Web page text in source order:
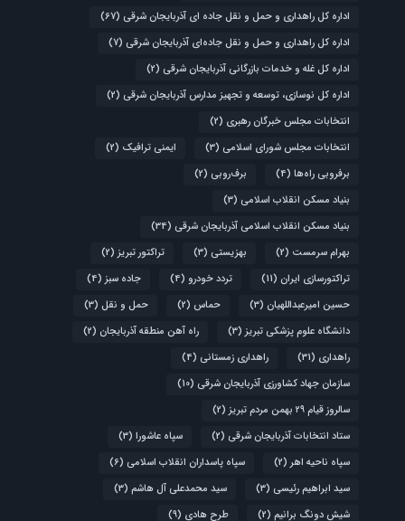
اداره کل راهداری و حمل و نقل جاده ای آذربایجان شرقی (67)
اداره کل راهداری و حمل و نقل جاده‌ای آذربایجان شرقی (7)
اداره کل غله و خدمات بازرگانی آذربایجان شرقی (2)
اداره کل نوسازی، توسعه و تجهیز مدارس آذربایجان شرقی (2)
انتخابات مجلس خبرگان رهبری (2)
انتخابات مجلس شورای اسلامی (3) ایمنی ترافیک (2)
برفروبی راه‌ها (4) برف‌روبی (2)
بنیاد مسکن انقلاب اسلامی (3)
بنیاد مسکن انقلاب اسلامی آذربایجان شرقی (34)
بهرام سرمست (2) بهزیستی (3) تراکتور تبریز (2)
تراکتورسازی ایران (11) تردد خودرو (4) جاده سبز (4)
حسین امیرعبداللهیان (3) حماس (2) حمل و نقل (3)
دانشگاه علوم پزشکی تبریز (3) راه آهن منطقه آذربایجان (2)
راهداری (31) راهداری زمستانی (4)
سازمان جهاد کشاورزی آذربایجان شرقی (10)
سالروز قیام ۲۹ بهمن مردم تبریز
(2)
ستاد انتخابات آذربایجان شرقی (2) سپاه عاشورا (3)
سپاه ناحیه اهر (2) سپاه پاسداران انقلاب اسلامی (6)
سید ابراهیم رئیسی (3) سید محمدعلی آل هاشم (3)
شیش دونگ برانیم (2) طرح هادی (9)